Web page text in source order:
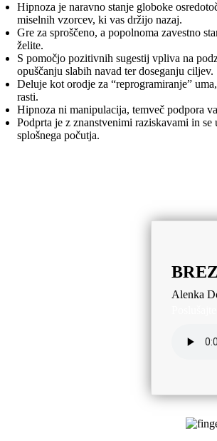
Hipnoza je naravno stanje globoke
miselnih vzorcev, ki vas držijo nazaj.
Gre za sproščeno, a popolnoma zavestno
želite.
S pomočjo pozitivnih sugestij vpliva na
opuščanju slabih navad ter doseganju ciljev.
Deluje kot orodje za “reprogramiranje”
rasti.
Hipnoza ni manipulacija, temveč podpora
Podprta je z znanstvenimi raziskavami in
splošnega počutja.
Alenka